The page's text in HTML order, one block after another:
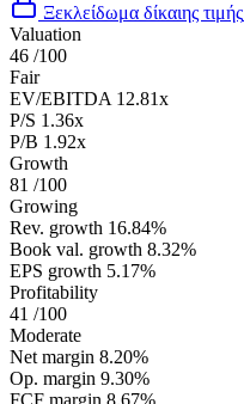
Ξεκλείδωμα δίκαιης τιμής
Valuation
46 /100
Fair
EV/EBITDA 12.81x
P/S 1.36x
P/B 1.92x
Growth
81 /100
Growing
Rev. growth 16.84%
Book val. growth 8.32%
EPS growth 5.17%
Profitability
41 /100
Moderate
Net margin 8.20%
Op. margin 9.30%
FCF margin 8.67%